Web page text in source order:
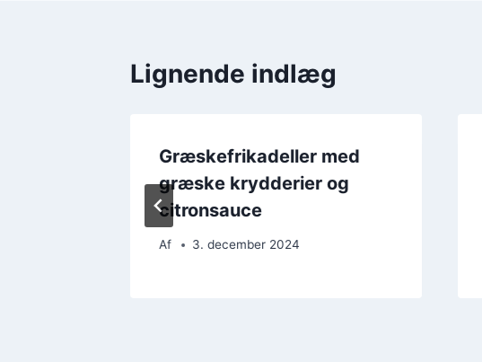
Lignende indlæg
Græskefrikadeller med
græske krydderier og
citronsauce
Af 3. december 2024